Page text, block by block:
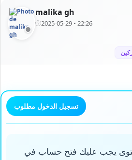
malika gh
2025-05-29 • 22:26
تسجيل الدخول مطلوب
يجب عليك فتح حساب في